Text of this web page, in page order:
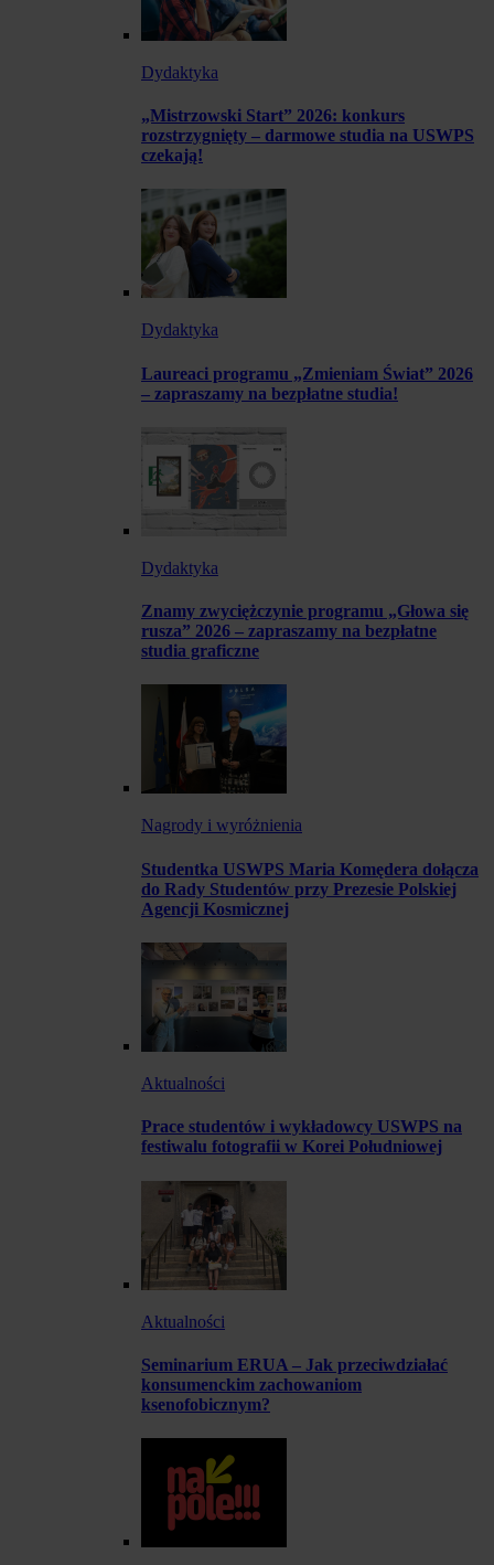
Dydaktyka
„Mistrzowski Start” 2026: konkurs
rozstrzygnięty – darmowe studia na USWPS
czekają!
Dydaktyka
Laureaci programu „Zmieniam Świat” 2026
– zapraszamy na bezpłatne studia!
Dydaktyka
Znamy zwyciężczynie programu „Głowa się
rusza” 2026 – zapraszamy na bezpłatne
studia graficzne
Nagrody i wyróżnienia
Studentka USWPS Maria Komędera dołącza
do Rady Studentów przy Prezesie Polskiej
Agencji Kosmicznej
Aktualności
Prace studentów i wykładowcy USWPS na
festiwalu fotografii w Korei Południowej
Aktualności
Seminarium ERUA – Jak przeciwdziałać
konsumenckim zachowaniom
ksenofobicznym?